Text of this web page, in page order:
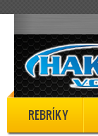
REBRÍKY